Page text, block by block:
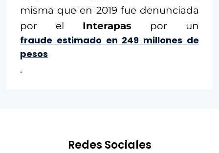
misma que en 2019 fue denunciada
por el Interapas por un
fraude estimado en 249 millones de
pesos
.
Redes Sociales